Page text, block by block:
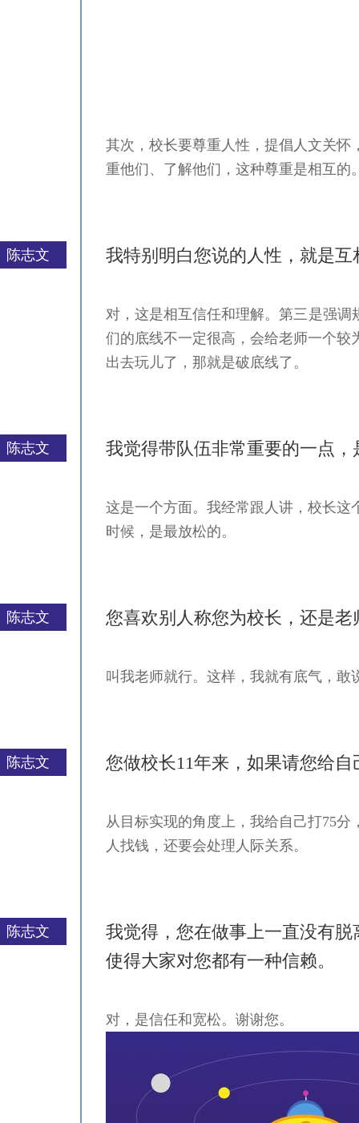
其次，校长要尊重人性，提倡人文关
重他们、了解他们，这种尊重是相互
陈志文 我特别明白您说的人性，就是
对，这是相互信任和理解。第三是强
们的底线不一定很高，会给老师一个
出去玩儿了，那就是破底线了。
陈志文 我觉得带队伍非常重要的一点
这是一个方面。我经常跟人讲，校长
时候，是最放松的。
陈志文 您喜欢别人称您为校长，还是老
叫我老师就行。这样，我就有底气，
陈志文 您做校长11年来，如果请您给
从目标实现的角度上，我给自己打75
人找钱，还要会处理人际关系。
陈志文
我觉得，您在做事上一直没有
使得大家对您都有一种信赖。
对，是信任和宽松。谢谢您。